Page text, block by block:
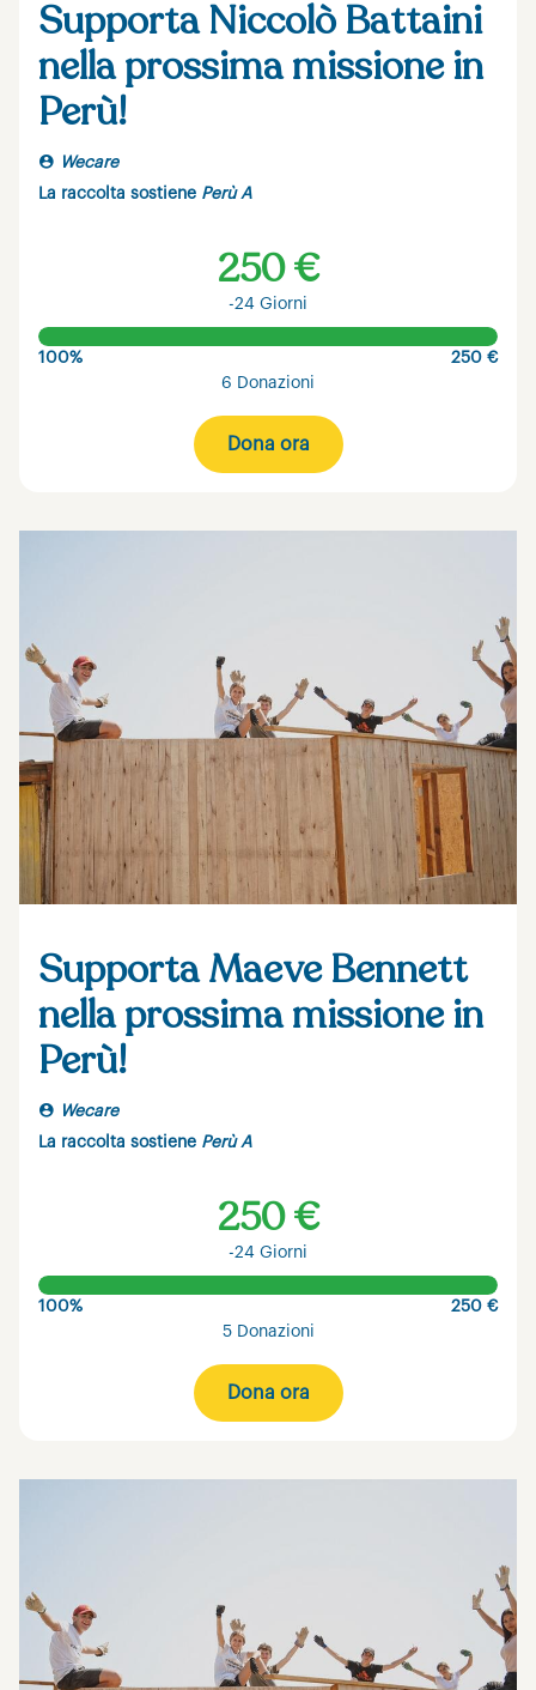
Supporta Niccolò Battaini
nella prossima missione in
Perù!
Wecare
La raccolta sostiene Perù A
250 €
-24 Giorni
100%
250 €
6 Donazioni
Dona ora
Supporta Maeve Bennett
nella prossima missione in
Perù!
Wecare
La raccolta sostiene Perù A
250 €
-24 Giorni
100%
250 €
5 Donazioni
Dona ora